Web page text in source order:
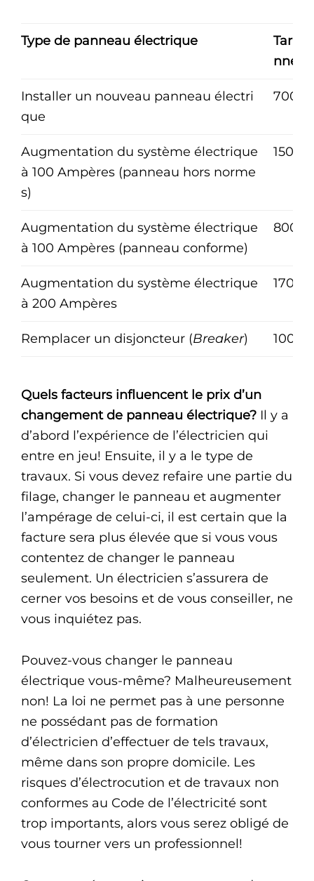
Type de panneau électrique
Tarif
Installer un nouveau panneau électri
que
700$
Augmentation du système électrique
à 100 Ampères (panneau hors norme
s)
Augmentation du système électrique
à 100 Ampères (panneau conforme)
800$
Augmentation du système électrique
à 200 Ampères
Remplacer un disjoncteur (Breaker) 100$
Quels facteurs influencent le prix d’un
changement de panneau électrique? Il y a
d’abord l’expérience de l’électricien qui
entre en jeu! Ensuite, il y a le type de
travaux. Si vous devez refaire une partie du
filage, changer le panneau et augmenter
l’ampérage de celui-ci, il est certain que la
facture sera plus élevée que si vous vous
contentez de changer le panneau
seulement. Un électricien s’assurera de
cerner vos besoins et de vous conseiller, ne
vous inquiétez pas.
Pouvez-vous changer le panneau
électrique vous-même? Malheureusement
non! La loi ne permet pas à une personne
ne possédant pas de formation
d’électricien d’effectuer de tels travaux,
même dans son propre domicile. Les
risques d’électrocution et de travaux non
conformes au Code de l’électricité sont
trop importants, alors vous serez obligé de
vous tourner vers un professionnel!